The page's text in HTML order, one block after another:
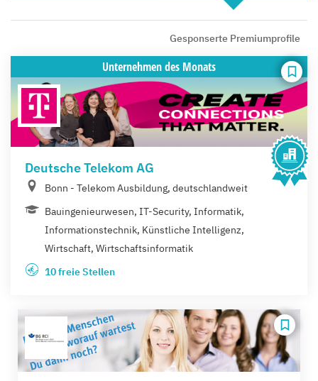
Gesponserte Premiumprofile
Unternehmendes Monats
Deutsche Telekom AG
Bonn - Telekom Ausbildung, deutschlandweit
Bauingenieurwesen, IT-Security, Informatik,
Informationstechnik, Künstliche Intelligenz,
Wirtschaft, Wirtschaftsinformatik
10 freie Stellen